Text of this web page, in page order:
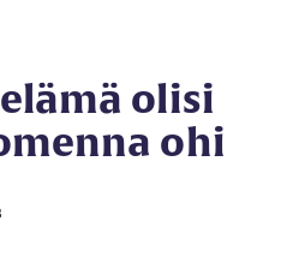
olisi
ohi